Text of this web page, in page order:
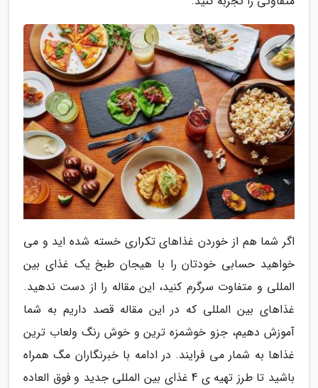
اگر شما هم از خوردن غذاهای تکراری خسته شده اید و می
خواهید حسابی خودتان را با هیجان طبخ یک غذای بین
المللی و متفاوت سرگرم کنید، این مقاله را از دست ندهید.
غذاهای بین المللی که در این مقاله قصد داریم به شما
آموزش دهیم، جزو خوشمزه ترین و خوش رنگ ولعاب ترین
غذاها به شمار می فرایند. در ادامه با خبرنگاران مگ همراه
باشید تا طرز تهیه ی 4 غذای بین المللی جدید و فوق العاده